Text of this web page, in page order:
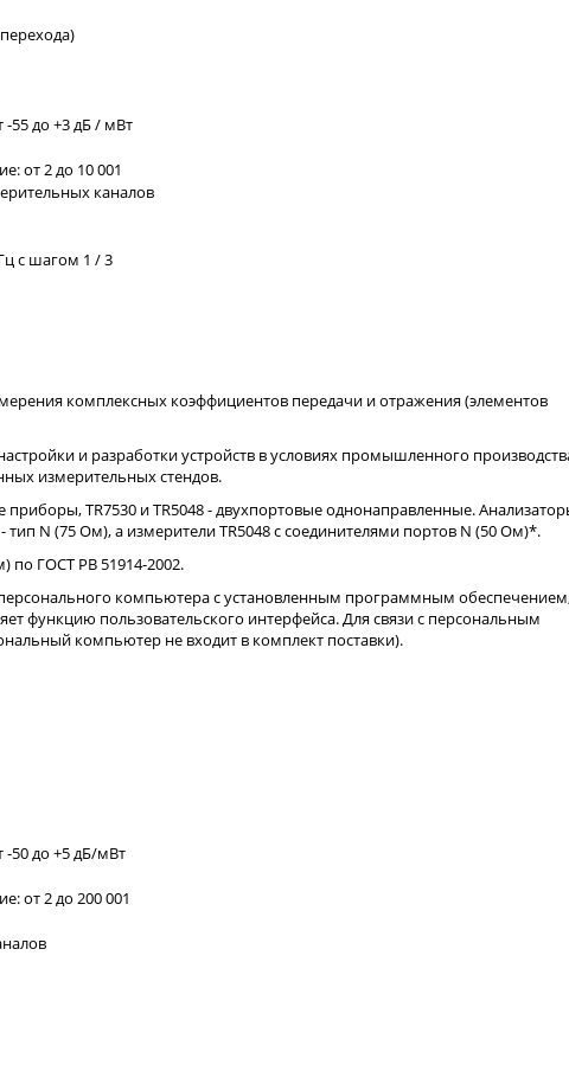
55 до +3 дБ / мВт
от 2 до 10 001
каналов
с шагом 1 / 3
комплексных коэффициентов передачи и отражения (элементов
и разработки устройств в условиях промышленного
измерительных стендов.
TR7530 и TR5048 - двухпортовые однонаправленные.
тип N (75 Ом), а измерители TR5048 с соединителями портов N (50 Ом)*.
по ГОСТ РВ 51914-2002.
компьютера с установленным программным
функцию пользовательского интерфейса. Для связи с персональным
компьютер не входит в комплект поставки).
50 до +5 дБ/мВт
от 2 до 200 001